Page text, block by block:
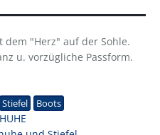
dem "Herz" auf der Sohle.
u. vorzügliche Passform.
Stiefel Boots